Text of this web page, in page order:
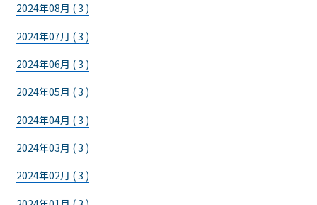
2024年08月 ( 3 )
2024年07月 ( 3 )
2024年06月 ( 3 )
2024年05月 ( 3 )
2024年04月 ( 3 )
2024年03月 ( 3 )
2024年02月 ( 3 )